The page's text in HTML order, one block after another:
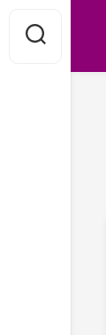
contenido